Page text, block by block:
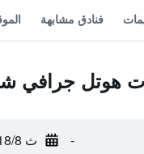
فنادق مشابهة
هوتل جرافي
- ث 18/8